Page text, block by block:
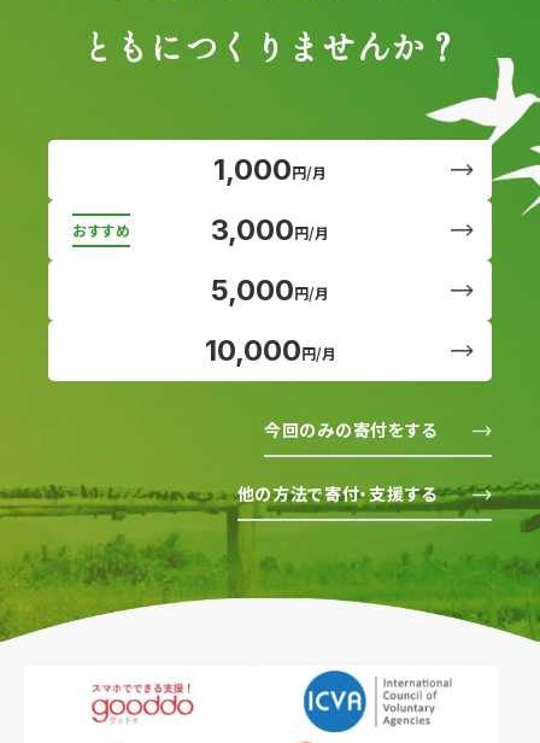
ともにつくりませんか？
1,000円/月
3,000円/月
5,000円/月
10,000円/月
今回のみの寄付をする
他の方法で寄付・支援する